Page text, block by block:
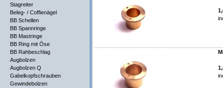
Stagreiter
Beleg- / Coffienägel
BB Schellen
BB Spannringe
BB Mastringe
BB Ring mit Öse
BB Rahbeschlag
Augbolzen
Augbolzen Q
Gabelkopfschrauben
Gewindebolzen